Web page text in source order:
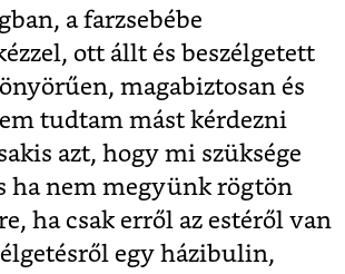
a farzsebébe
ott állt és beszélgetett
magabiztosan és
tudtam mást kérdezni
azt, hogy mi szüksége
ha nem megyünk rögtön
ha csak erről az estéről van
egy házibulin,